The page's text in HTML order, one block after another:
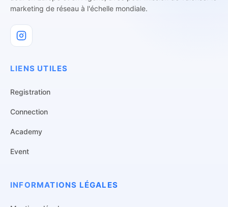
marketing de réseau à l'échelle mondiale.
LIENS UTILES
Registration
Connection
Academy
Event
INFORMATIONS LÉGALES